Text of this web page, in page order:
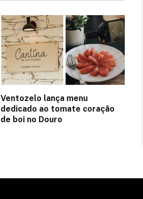
Ventozelo lança menu
dedicado ao tomate coração
de boi no Douro